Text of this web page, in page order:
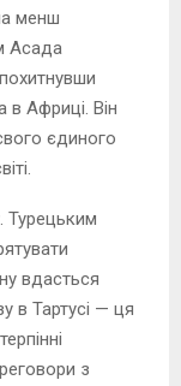
менш
Асада
в Африці. Він
єдиного
Турецьким
вдасться
в Тартусі — ця
з